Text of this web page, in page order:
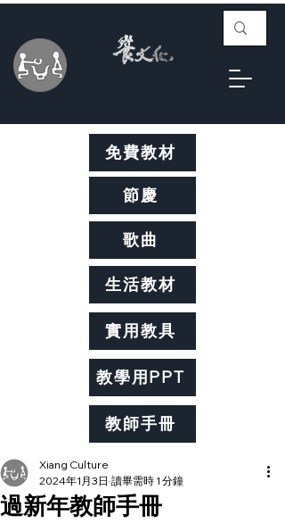
免費教材
實用教具
節慶
生活教材
歌曲
教學用PPT
教師手冊
過新年教師手冊
Xiang Culture
2024年1月3日 讀畢需時 1 分鐘